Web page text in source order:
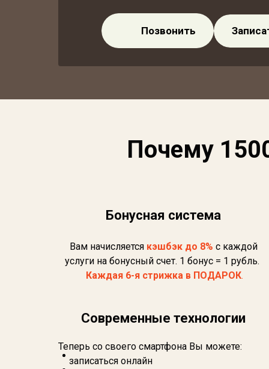
Позвонить
Почему
Бонусная система
Вам начисляется кэшбэк до 8% с каждой
услуги на бонусный счет. 1 бонус = 1 рубль.
Каждая 6-я стрижка в ПОДАРОК.
Современные технологии
Теперь со своего смартфона Вы можете:
записаться онлайн